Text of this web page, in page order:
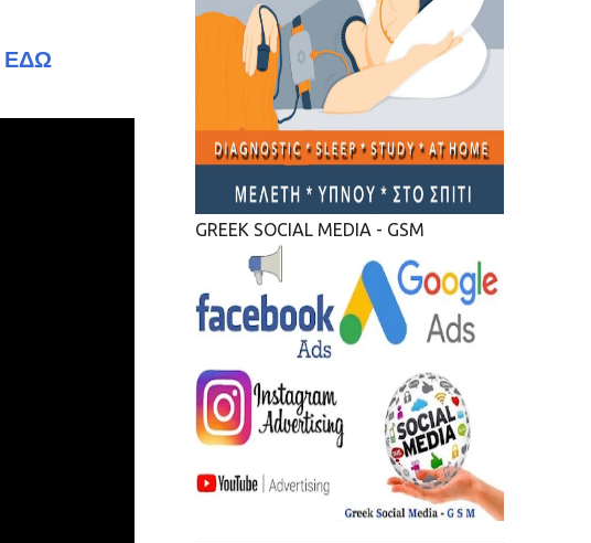
ΕΔΩ
GREEK SOCIAL MEDIA - GSM